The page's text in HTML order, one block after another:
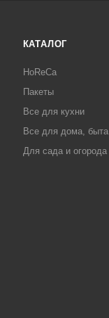
КАТАЛОГ
HoReCa
Пакеты
Все для кухни
Все для дома, быта
Для сада и огорода